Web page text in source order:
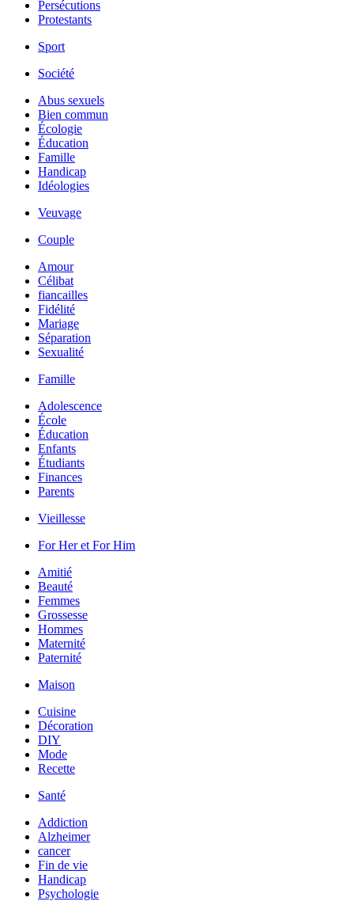
Persécutions
Protestants
Sport
Société
Abus sexuels
Bien commun
Écologie
Éducation
Famille
Handicap
Idéologies
Veuvage
Couple
Amour
Célibat
fiancailles
Fidélité
Mariage
Séparation
Sexualité
Famille
Adolescence
École
Éducation
Enfants
Étudiants
Finances
Parents
Vieillesse
For Her et For Him
Amitié
Beauté
Femmes
Grossesse
Hommes
Maternité
Paternité
Maison
Cuisine
Décoration
DIY
Mode
Recette
Santé
Addiction
Alzheimer
cancer
Fin de vie
Handicap
Psychologie